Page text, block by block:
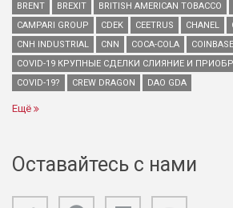
BRENT
BREXIT BRITISH AMERICAN TOBACCO
CAMPARI GROUP
CDEK CEETRUS CHANEL
CNH INDUSTRIAL
CNN COCA-COLA COINBASE
COVID-19 КРУПНЫЕ СДЕЛКИ СЛИЯНИЕ И
COVID-19?
CREW DRAGON DAO GDA
Ещё
Оставайтесь с нами